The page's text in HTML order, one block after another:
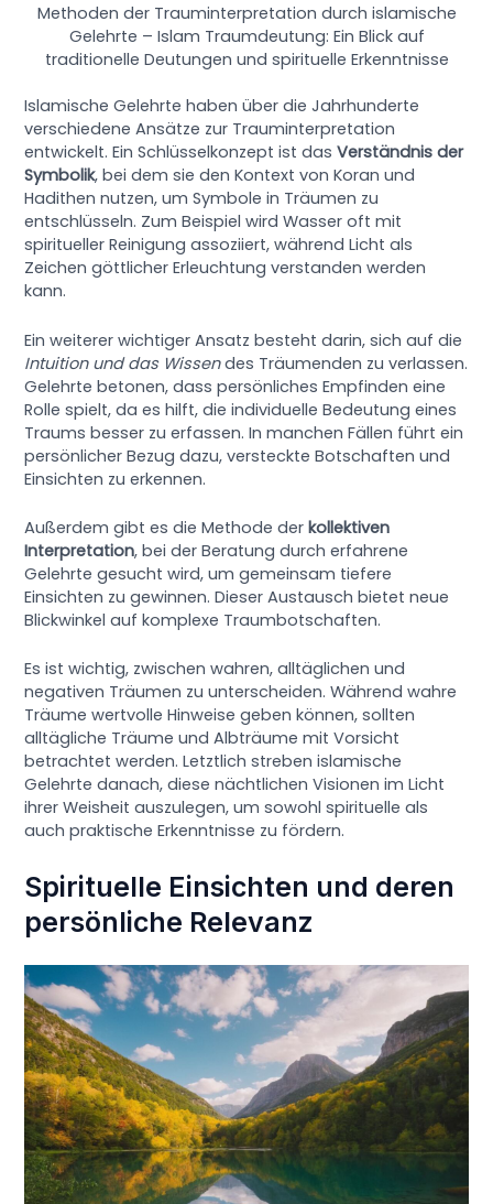
Methoden der Trauminterpretation durch islamische
Gelehrte – Islam Traumdeutung: Ein Blick auf
traditionelle Deutungen und spirituelle Erkenntnisse
Islamische Gelehrte haben über die Jahrhunderte
verschiedene Ansätze zur Trauminterpretation
entwickelt. Ein Schlüsselkonzept ist dasVerständnis der
Symbolik, bei dem sie den Kontext von Koran und
Hadithen nutzen, um Symbole in Träumen zu
entschlüsseln. Zum Beispiel wird Wasser oft mit
spiritueller Reinigung assoziiert, während Licht als
Zeichen göttlicher Erleuchtung verstanden werden
kann.
Ein weiterer wichtiger Ansatz besteht darin, sich auf die
Intuition und das Wissendes Träumenden zu verlassen.
Gelehrte betonen, dass persönliches Empfinden eine
Rolle spielt, da es hilft, die individuelle Bedeutung eines
Traums besser zu erfassen. In manchen Fällen führt ein
persönlicher Bezug dazu, versteckte Botschaften und
Einsichten zu erkennen.
Außerdem gibt es die Methode derkollektiven
Interpretation, bei der Beratung durch erfahrene
Gelehrte gesucht wird, um gemeinsam tiefere
Einsichten zu gewinnen. Dieser Austausch bietet neue
Blickwinkel auf komplexe Traumbotschaften.
Es ist wichtig, zwischen wahren, alltäglichen und
negativen Träumen zu unterscheiden. Während wahre
Träume wertvolle Hinweise geben können, sollten
alltägliche Träume und Albträume mit Vorsicht
betrachtet werden. Letztlich streben islamische
Gelehrte danach, diese nächtlichen Visionen im Licht
ihrer Weisheit auszulegen, um sowohl spirituelle als
auch praktische Erkenntnisse zu fördern.
Spirituelle Einsichten und deren
persönliche Relevanz